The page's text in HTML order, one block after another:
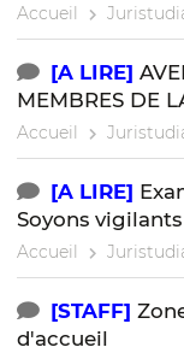
Accueil
[A LIRE]
MEMBRES DE
Accueil
[A LIRE]
Soyons vigilants
Accueil
[STAFF]
d'accueil